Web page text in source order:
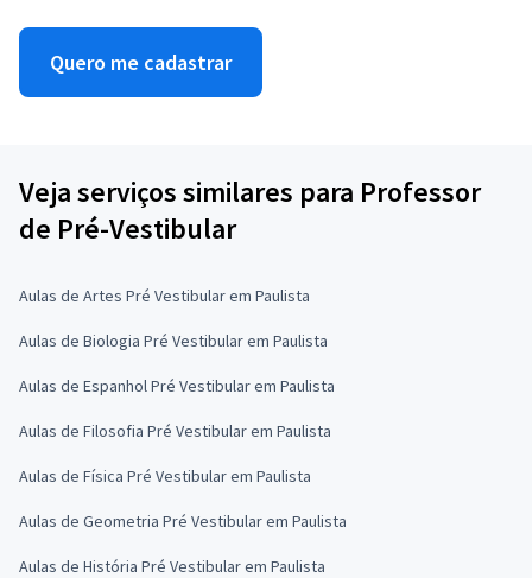
Quero me cadastrar
Veja serviços similares para Professor
de Pré-Vestibular
Aulas de Artes Pré Vestibular em Paulista
Aulas de Biologia Pré Vestibular em Paulista
Aulas de Espanhol Pré Vestibular em Paulista
Aulas de Filosofia Pré Vestibular em Paulista
Aulas de Física Pré Vestibular em Paulista
Aulas de Geometria Pré Vestibular em Paulista
Aulas de História Pré Vestibular em Paulista